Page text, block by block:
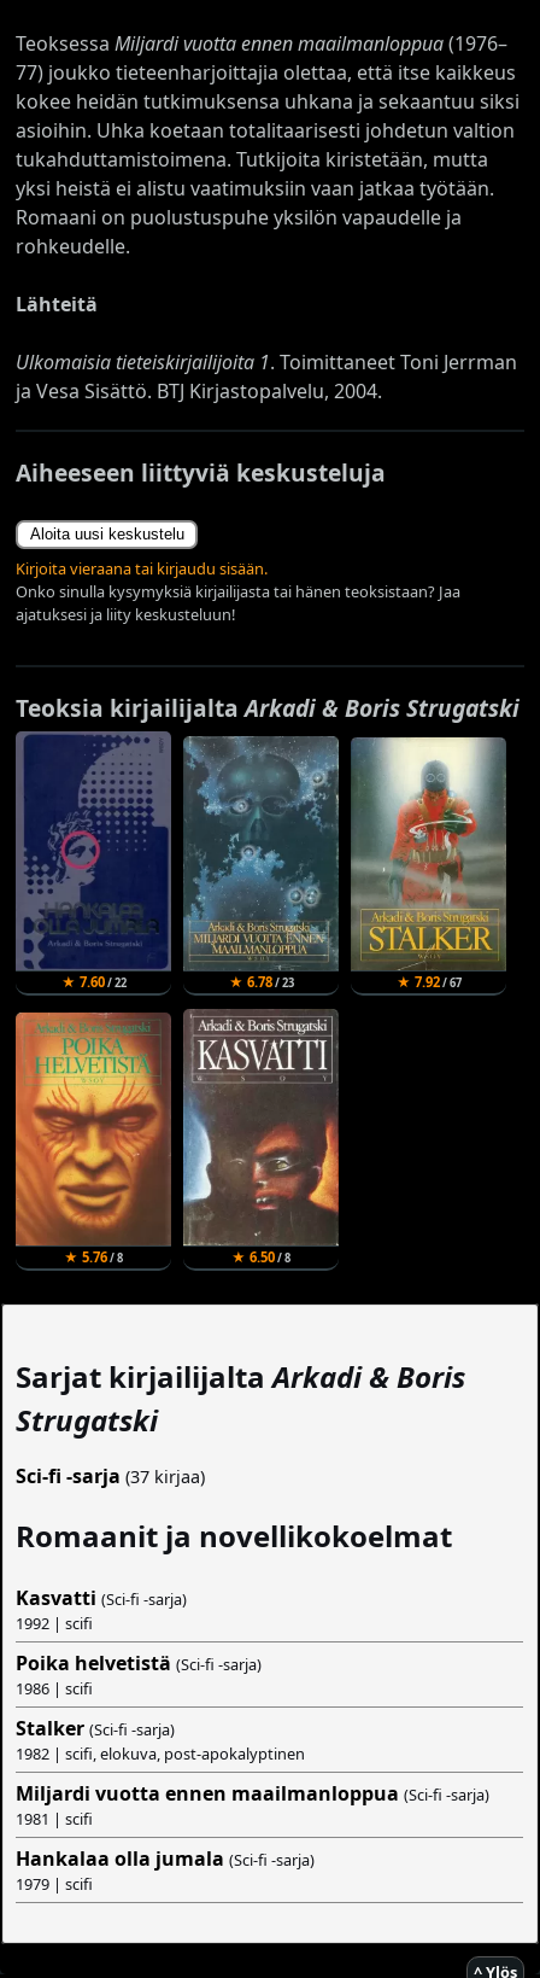
TeoksessaMiljardi vuotta ennen maailmanloppua(1976–
77) joukko tieteenharjoittajia olettaa, että itse kaikkeus
kokee heidän tutkimuksensa uhkana ja sekaantuu siksi
asioihin. Uhka koetaan totalitaarisesti johdetun valtion
tukahduttamistoimena. Tutkijoita kiristetään, mutta
yksi heistä ei alistu vaatimuksiin vaan jatkaa työtään.
Romaani on puolustuspuhe yksilön vapaudelle ja
rohkeudelle.
Lähteitä
Ulkomaisia tieteiskirjailijoita 1. Toimittaneet Toni Jerrman
ja Vesa Sisättö. BTJ Kirjastopalvelu, 2004.
Aiheeseen liittyviä keskusteluja
Aloita uusi keskustelu
Kirjoita vieraana tai kirjaudu sisään.
Onko sinulla kysymyksiä kirjailijasta tai hänen teoksistaan? Jaa
ajatuksesi ja liity keskusteluun!
Teoksia kirjailijaltaArkadi & Boris Strugatski
★ 7.60/ 22 ★ 6.78/ 23 ★ 7.92/ 67
★ 5.76/ 8 ★ 6.50/ 8
Sarjat kirjailijaltaArkadi & Boris
Strugatski
Sci-fi -sarja (37 kirjaa)
Romaanit ja novellikokoelmat
Kasvatti (Sci-fi -sarja)
1992 | scifi
Poika helvetistä (Sci-fi -sarja)
1986 | scifi
Stalker (Sci-fi -sarja)
1982 | scifi, elokuva, post-apokalyptinen
Miljardi vuotta ennen maailmanloppua (Sci-fi -sarja)
1981 | scifi
Hankalaa olla jumala (Sci-fi -sarja)
1979 | scifi
^ Ylös